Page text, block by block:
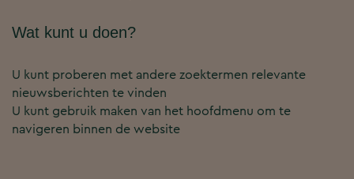
Wat kunt u doen?
U kunt proberen met andere zoektermen relevante
nieuwsberichten te vinden
U kunt gebruik maken van het hoofdmenu om te
navigeren binnen de website